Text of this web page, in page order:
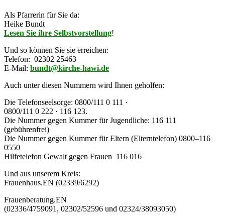
Als Pfarrerin für Sie da:
Heike Bundt
Lesen Sie ihre Selbstvorstellung!
Und so können Sie sie erreichen:
Telefon: 02302 25463
E-Mail: bundt@kirche-hawi.de
Auch unter diesen Nummern wird Ihnen geholfen:
Die Telefonseelsorge: 0800/111 0 111 ·
0800/111 0 222 · 116 123.
Die Nummer gegen Kummer für Jugendliche: 116 111
(gebührenfrei)
Die Nummer gegen Kummer für Eltern (Elterntelefon) 0800–116
0550
Hilfetelefon Gewalt gegen Frauen 116 016
Und aus unserem Kreis:
Frauenhaus.EN (02339/6292)
Frauenberatung.EN
(02336/4759091, 02302/52596 und 02324/38093050)